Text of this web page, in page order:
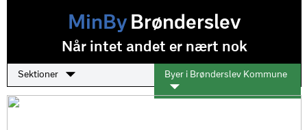
MinByBrønderslev
Når intet andet er nært nok
Sektioner Byer i Brønderslev Kommune